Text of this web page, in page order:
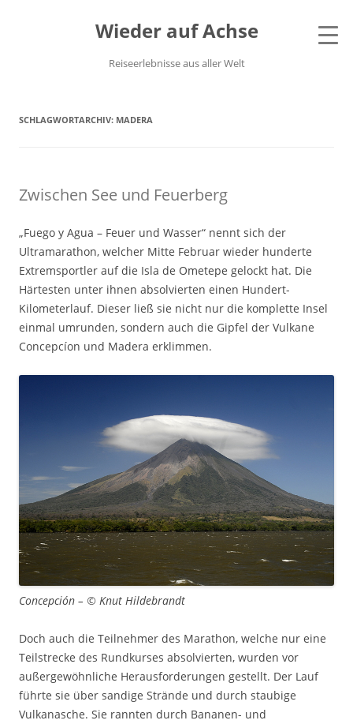
Wieder auf Achse
Reiseerlebnisse aus aller Welt
SCHLAGWORTARCHIV: MADERA
Zwischen See und Feuerberg
„Fuego y Agua – Feuer und Wasser“ nennt sich der
Ultramarathon, welcher Mitte Februar wieder hunderte
Extremsportler auf die Isla de Ometepe gelockt hat. Die
Härtesten unter ihnen absolvierten einen Hundert-
Kilometerlauf. Dieser ließ sie nicht nur die komplette Insel
einmal umrunden, sondern auch die Gipfel der Vulkane
Concepcíon und Madera erklimmen.
Concepción – © Knut Hildebrandt
Doch auch die Teilnehmer des Marathon, welche nur eine
Teilstrecke des Rundkurses absolvierten, wurden vor
außergewöhnliche Herausforderungen gestellt. Der Lauf
führte sie über sandige Strände und durch staubige
Vulkanasche. Sie rannten durch Bananen- und